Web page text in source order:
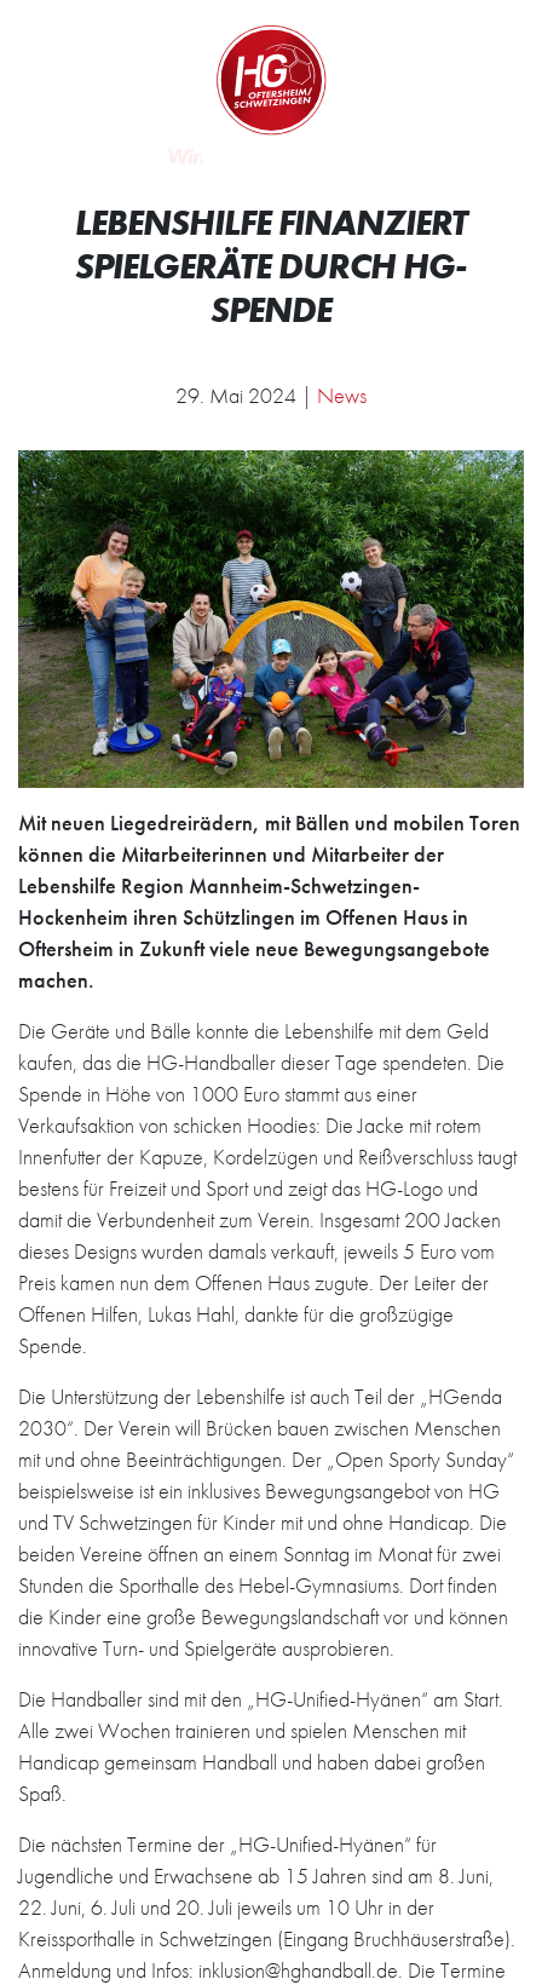
Zur Startseite
LEBENSHILFE FINANZIERT
SPIELGERÄTE DURCH HG-
SPENDE
29. Mai 2024 | News
Mit neuen Liegedreirädern, mit Bällen und mobilen Toren
können die Mitarbeiterinnen und Mitarbeiter der
Lebenshilfe Region Mannheim-Schwetzingen-
Hockenheim ihren Schützlingen im Offenen Haus in
Oftersheim in Zukunft viele neue Bewegungsangebote
machen.
Die Geräte und Bälle konnte die Lebenshilfe mit dem Geld
kaufen, das die HG-Handballer dieser Tage spendeten. Die
Spende in Höhe von 1000 Euro stammt aus einer
Verkaufsaktion von schicken Hoodies: Die Jacke mit rotem
Innenfutter der Kapuze, Kordelzügen und Reißverschluss taugt
bestens für Freizeit und Sport und zeigt das HG-Logo und
damit die Verbundenheit zum Verein. Insgesamt 200 Jacken
dieses Designs wurden damals verkauft, jeweils 5 Euro vom
Preis kamen nun dem Offenen Haus zugute. Der Leiter der
Offenen Hilfen, Lukas Hahl, dankte für die großzügige
Spende.
Die Unterstützung der Lebenshilfe ist auch Teil der „HGenda
2030“. Der Verein will Brücken bauen zwischen Menschen
mit und ohne Beeinträchtigungen. Der „Open Sporty Sunday“
beispielsweise ist ein inklusives Bewegungsangebot von HG
und TV Schwetzingen für Kinder mit und ohne Handicap. Die
beiden Vereine öffnen an einem Sonntag im Monat für zwei
Stunden die Sporthalle des Hebel-Gymnasiums. Dort finden
die Kinder eine große Bewegungslandschaft vor und können
innovative Turn- und Spielgeräte ausprobieren.
Die Handballer sind mit den „HG-Unified-Hyänen“ am Start.
Alle zwei Wochen trainieren und spielen Menschen mit
Handicap gemeinsam Handball und haben dabei großen
Spaß.
Die nächsten Termine der „HG-Unified-Hyänen“ für
Jugendliche und Erwachsene ab 15 Jahren sind am 8. Juni,
22. Juni, 6. Juli und 20. Juli jeweils um 10 Uhr in der
Kreissporthalle in Schwetzingen (Eingang Bruchhäuserstraße).
Anmeldung und Infos: inklusion@hghandball.de. Die Termine